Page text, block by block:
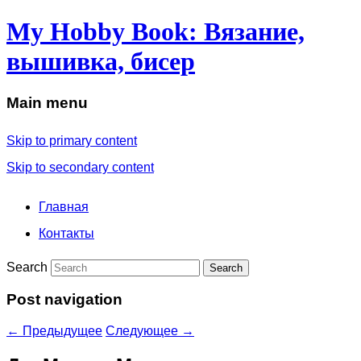
My Hobby Book: Вязание,
вышивка, бисер
Main menu
Skip to primary content
Skip to secondary content
Главная
Контакты
Search
Post navigation
← Предыдущее Следующее →